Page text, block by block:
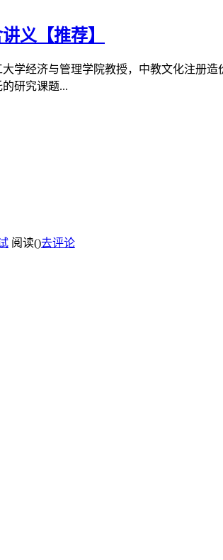
义【推荐】
学经济与管理学院教授，中教文化注册
研究课题...
阅读()去评论